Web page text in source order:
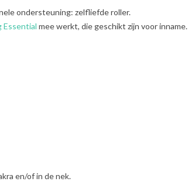
ondersteuning: zelfliefde roller.
Essential mee werkt, die geschikt zijn voor inname.
en/of in de nek.